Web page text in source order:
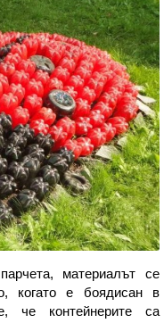
материалът се
когато е боядисан в
че контейнерите са